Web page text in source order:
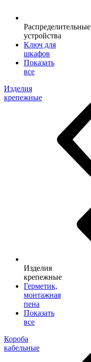
Распределительные
устройства
Ключ для
шкафов
Показать
все
Изделия
крепежные
Изделия
крепежные
Герметик,
монтажная
пена
Показать
все
Короба
кабельные